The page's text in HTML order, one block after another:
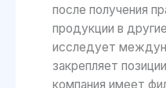
после получения
продукции в
исследует
закрепляет
компания имеет